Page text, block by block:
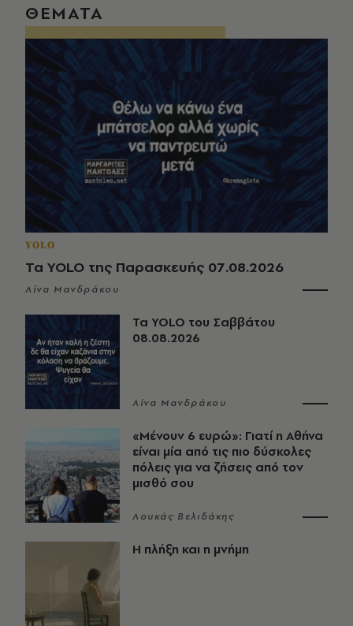
ΘΕΜΑΤΑ
YOLO
Τα YOLO της Παρασκευής 07.08.2026
Λίνα Μανδράκου
Τα YOLO του Σαββάτου
08.08.2026
Λίνα Μανδράκου
«Μένουν 6 ευρώ»: Γιατί η Αθήνα
είναι μία από τις πιο δύσκολες
πόλεις για να ζήσεις από τον
μισθό σου
Λουκάς Βελιδάκης
Η πλήξη και η μνήμη